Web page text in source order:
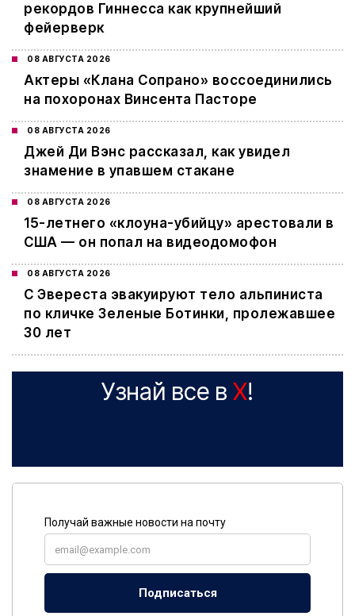
рекордов Гиннесса как крупнейший
фейерверк
08 АВГУСТА 2026
Актеры «Клана Сопрано» воссоединились
на похоронах Винсента Пасторе
08 АВГУСТА 2026
Джей Ди Вэнс рассказал, как увидел
знамение в упавшем стакане
08 АВГУСТА 2026
15-летнего «клоуна-убийцу» арестовали в
США — он попал на видеодомофон
08 АВГУСТА 2026
С Эвереста эвакуируют тело альпиниста
по кличке Зеленые Ботинки, пролежавшее
30 лет
Узнай все в X!